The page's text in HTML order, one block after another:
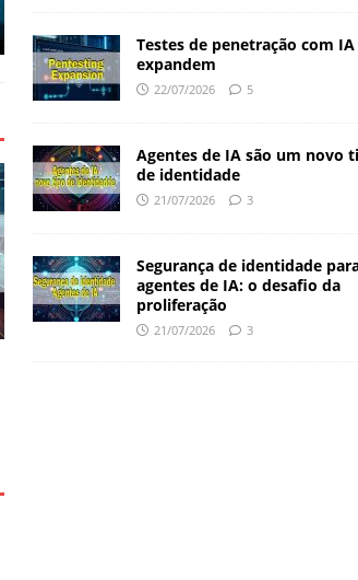
Testes de penetração com IA
expandem
22/07/2026 5
Agentes de IA são um novo
de identidade
21/07/2026 3
Segurança de identidade
agentes de IA: o desafio da
proliferação
21/07/2026 3